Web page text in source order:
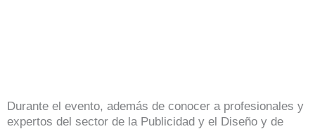
Durante el evento, además de conocer a profesionales y
expertos del sector de la Publicidad y el Diseño y de